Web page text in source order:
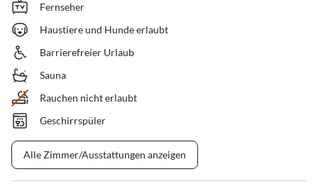
Fernseher
Haustiere und Hunde erlaubt
Barrierefreier Urlaub
Sauna
Rauchen nicht erlaubt
Geschirrspüler
Alle Zimmer/Ausstattungen anzeigen